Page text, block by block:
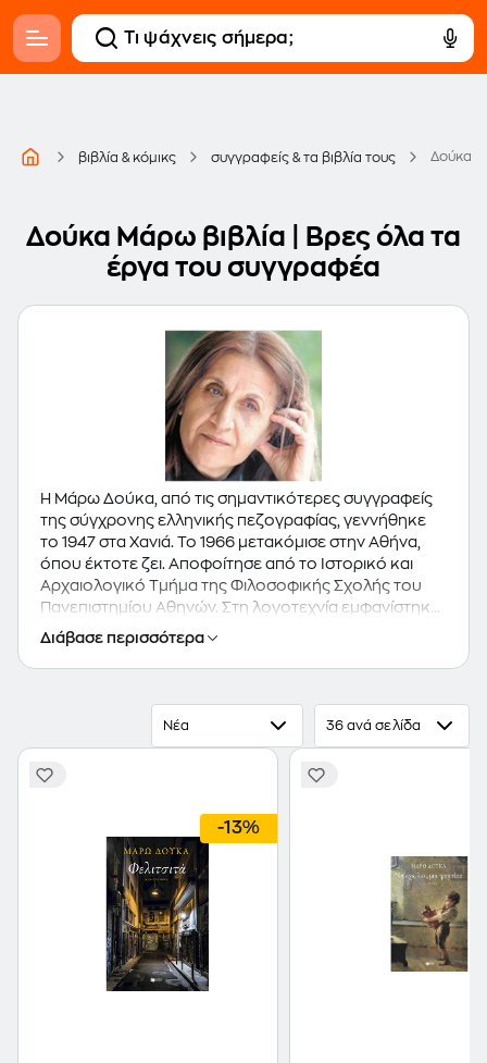
βιβλία & κόμικς συγγραφείς & τα βιβλία τους Δούκα
Δούκα Μάρω βιβλία | Βρες όλα τα
έργα του συγγραφέα
Η Μάρω Δούκα, από τις σημαντικότερες συγγραφείς
της σύγχρονης ελληνικής πεζογραφίας, γεννήθηκε
το 1947 στα Χανιά. Το 1966 μετακόμισε στην Αθήνα,
όπου έκτοτε ζει. Αποφοίτησε από το Ιστορικό και
Αρχαιολογικό Τμήμα της Φιλοσοφικής Σχολής του
Πανεπιστημίου Αθηνών. Στη λογοτεχνία εμφανίστηκε
το 1974, με τις νουβέλες "Η πηγάδα", "Κάτι άνθρωποι".
Έχει εκδώσει συνολικά τρεις νουβέλες, δύο συλλογές
διηγημάτων, δέκα μυθιστορήματα, δύο δοκίμια "Ο
χαρίζεται" (2016), ενώ το 2005 εξέδωσε τη μαρτυρία
κουζίνα του συγγραφέα" των εκδόσεων "Πατάκη".
Έχει τιμηθεί με το Βραβείο "Νίκος Καζαντζάκης" του
σκουριά" με το Β' Κρατικό Βραβείο Λογοτεχνίας για
το μυθιστόρημα "Πλωτή πόλη" και με το Βραβείο
Κώστα Ουράνη της Ακαδημίας Αθηνών για το
μυθιστόρημα "Αθώοι και φταίχτες", για το οποίο επίσης
τιμήθηκε με το Βραβείο Balkanika και το Βραβείο
"Καβάφη". Για το μυθιστόρημα "Έλα να πούμε ψέματα"
έχει τιμηθεί με το βραβείο "Νίκος Θέμελης" του
ηλεκτρονικού περιοδικού "Αναγνώστης". Της
Διάβασε περισσότερα
Νέα 36 ανά σελίδα
-13%